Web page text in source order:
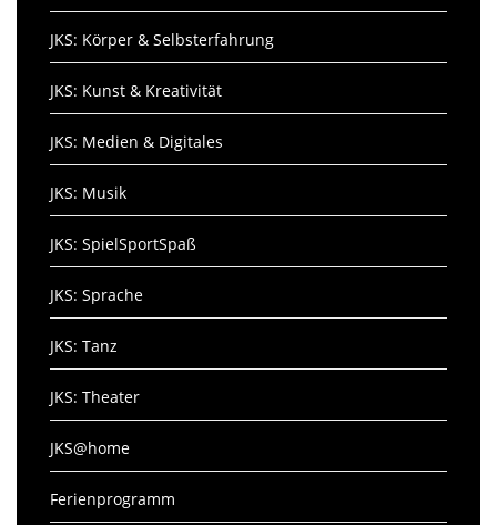
JKS: Körper & Selbsterfahrung
JKS: Kunst & Kreativität
JKS: Medien & Digitales
JKS: Musik
JKS: SpielSportSpaß
JKS: Sprache
JKS: Tanz
JKS: Theater
JKS@home
Ferienprogramm